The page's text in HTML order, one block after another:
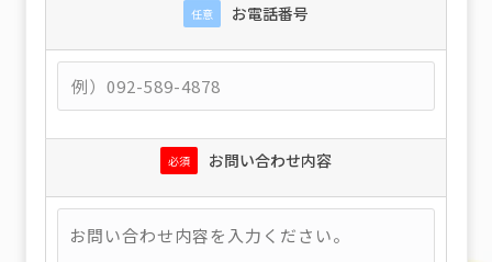
任意 お電話番号
必須 お問い合わせ内容